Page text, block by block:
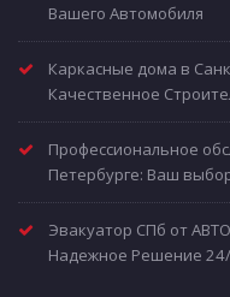
Вашего Автомобиля
Каркасные дома в
Качественное
Профессиональное
Петербурге: Ваш
Эвакуатор СПб от
Надежное Решение